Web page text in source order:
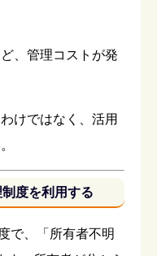
、管理コストが発
けではなく、活用
度を利用する
で、「所有者不明